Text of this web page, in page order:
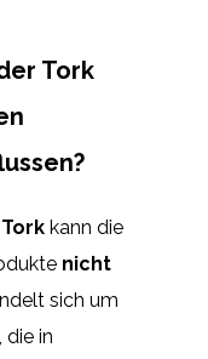
Tork
Tork kann die
nicht
sich um
die in